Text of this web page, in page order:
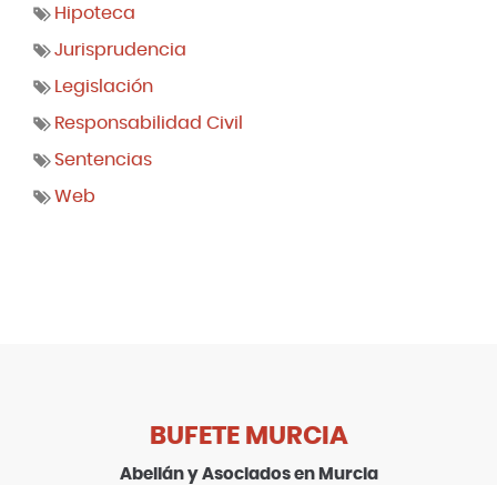
Hipoteca
Jurisprudencia
Legislación
Responsabilidad Civil
Sentencias
Web
BUFETE MURCIA
Abellán y Asociados en Murcia